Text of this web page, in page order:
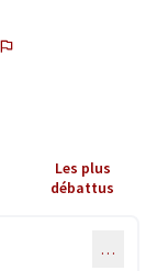
Les plus
débattus
…